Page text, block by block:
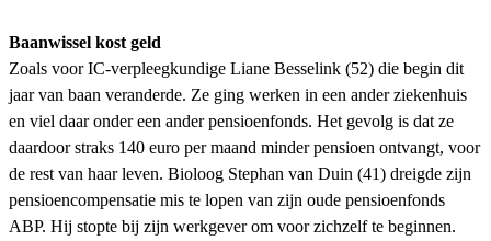
Baanwissel kost geld
Zoals voor IC-verpleegkundige Liane Besselink (52) die begin dit
jaar van baan veranderde. Ze ging werken in een ander ziekenhuis
en viel daar onder een ander pensioenfonds. Het gevolg is dat ze
daardoor straks 140 euro per maand minder pensioen ontvangt, voor
de rest van haar leven. Bioloog Stephan van Duin (41) dreigde zijn
pensioencompensatie mis te lopen van zijn oude pensioenfonds
ABP. Hij stopte bij zijn werkgever om voor zichzelf te beginnen.